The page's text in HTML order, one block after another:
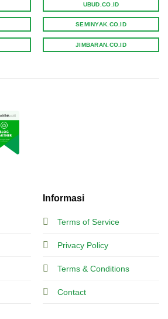
Informasi
Terms of Service
Privacy Policy
Terms & Conditions
Contact
UBUD.CO.ID
SEMINYAK.CO.ID
JIMBARAN.CO.ID